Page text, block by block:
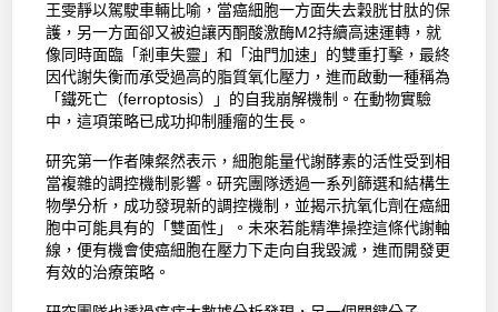
王雯靜以駕駛車輛比喻，當癌細胞一方面失去穀胱甘肽的保
護，另一方面卻又被迫讓丙酮酸激酶M2持續高速運轉，就
像同時面臨「剎車失靈」和「油門加速」的雙重打擊，最終
因代謝失衡而承受過高的脂質氧化壓力，進而啟動一種稱為
「鐵死亡（ferroptosis）」的自我崩解機制。在動物實驗
中，這項策略已成功抑制腫瘤的生長。
研究第一作者陳粲然表示，細胞能量代謝酵素的活性受到相
當複雜的調控機制影響。研究團隊透過一系列篩選和結構生
物學分析，成功發現新的調控機制，並揭示抗氧化劑在癌細
胞中可能具有的「雙面性」。未來若能精準操控這條代謝軸
線，便有機會使癌細胞在壓力下走向自我毀滅，進而開發更
有效的治療策略。